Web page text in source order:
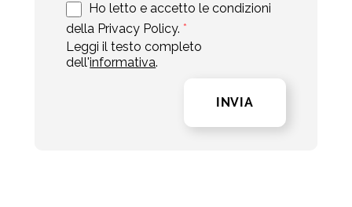
Ho letto e accetto le condizioni
della Privacy Policy.*
Leggi il testo completo
dell'informativa.
INVIA